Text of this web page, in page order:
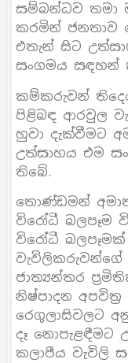
සම්බන්ධව තමා
කරමින් ජනතාව
එතැන් සිට
සංගමය සඳහන්
කම්කරුවන්
පිළිබඳ ආරවුල
හුවා දැක්වීමට
උත්සාහය එම
තිබේ.
තොණ්ඩමන්
විරෝධී බලපෑම
විරෝධී
වැවිලිකරුවන්ගේ
ජාත්‍යන්තර
නිෂ්පාදන
රෙගුලාසිවලට
දෑ නොපැළඳීමට
කලාපීය වැවිලි